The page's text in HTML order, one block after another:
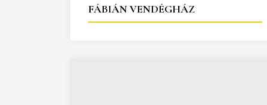
FÁBIÁN VENDÉGHÁZ